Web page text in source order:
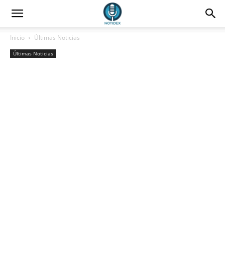
Inicio Últimas Noticias
Últimas Noticias